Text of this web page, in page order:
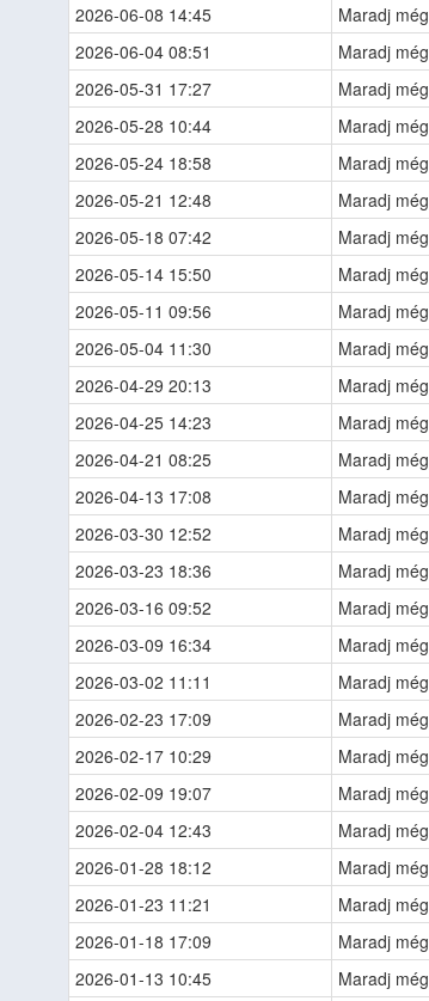
2026-06-08 14:45
Maradj még
2026-06-04 08:51
Maradj még
2026-05-31 17:27
Maradj még
2026-05-28 10:44
Maradj még
2026-05-24 18:58
Maradj még
2026-05-21 12:48
Maradj még
2026-05-18 07:42
Maradj még
2026-05-14 15:50
Maradj még
2026-05-11 09:56
Maradj még
2026-05-04 11:30
Maradj még
2026-04-29 20:13
Maradj még
2026-04-25 14:23
Maradj még
2026-04-21 08:25
Maradj még
2026-04-13 17:08
Maradj még
2026-03-30 12:52
Maradj még
2026-03-23 18:36
Maradj még
2026-03-16 09:52
Maradj még
2026-03-09 16:34
Maradj még
2026-03-02 11:11
Maradj még
2026-02-23 17:09
Maradj még
2026-02-17 10:29
Maradj még
2026-02-09 19:07
Maradj még
2026-02-04 12:43
Maradj még
2026-01-28 18:12
Maradj még
2026-01-23 11:21
Maradj még
2026-01-18 17:09
Maradj még
2026-01-13 10:45
Maradj még